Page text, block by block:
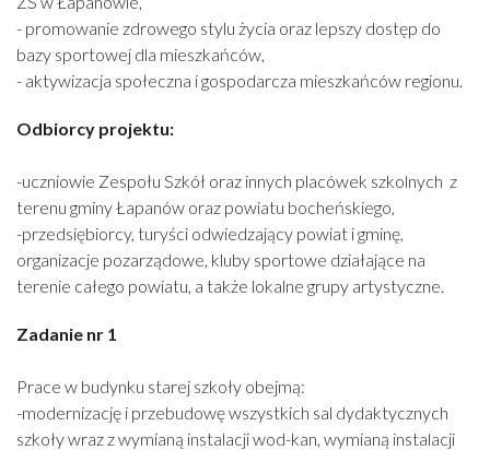
- promowanie zdrowego stylu życia oraz lepszy dostęp do
bazy sportowej dla mieszkańców,
- aktywizacja społeczna i gospodarcza mieszkańców regionu.
Odbiorcy projektu:
-uczniowie Zespołu Szkół oraz innych placówek szkolnych z
terenu gminy Łapanów oraz powiatu bocheńskiego,
-przedsiębiorcy, turyści odwiedzający powiat i gminę,
organizacje pozarządowe, kluby sportowe działające na
terenie całego powiatu, a także lokalne grupy artystyczne.
Zadanie nr 1
Prace w budynku starej szkoły obejmą:
-modernizację i przebudowę wszystkich sal dydaktycznych
szkoły wraz z wymianą instalacji wod-kan, wymianą instalacji